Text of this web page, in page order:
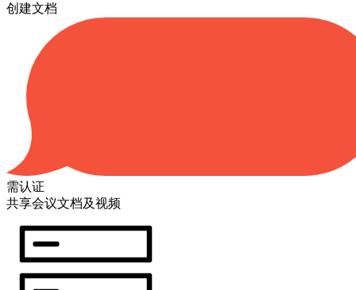
创建文档
需认证
共享会议文档及视频